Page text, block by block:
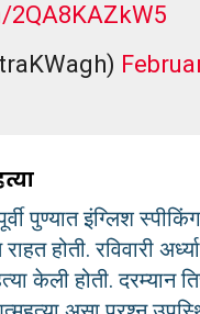
पुण्यात इंग्लिश
होती. रविवारी
केली होती. दरम्यान